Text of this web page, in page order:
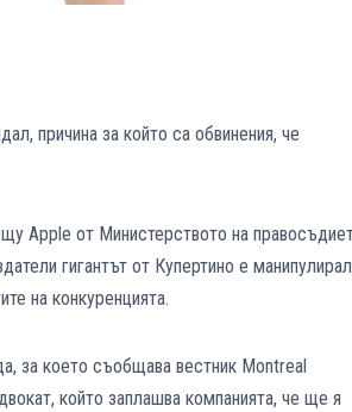
причина за който са обвинения, че
Apple от Министерството на
гигантът от Купертино е манипулирал
на конкуренцията.
за което съобщава вестник Montreal
който заплашва компанията, че ще я